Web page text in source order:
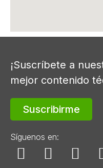
¡Suscríbete a
mejor contenido
Suscribirme
Síguenos en: